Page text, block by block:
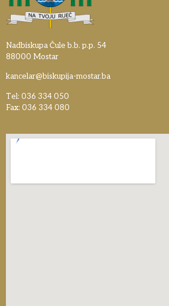
Nadbiskupa Čule b.b. p.p. 54
88000 Mostar
kancelar@biskupija-mostar.ba
Tel: 036 334 050
Fax: 036 334 080